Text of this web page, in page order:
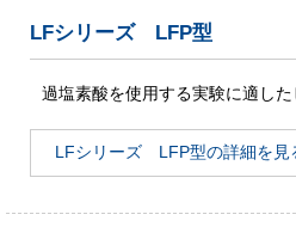
LFシリーズ LFP型
過塩素酸を使用する実験に適した
LFシリーズ LFP型の詳細を見